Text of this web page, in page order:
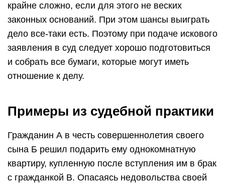
крайне сложно, если для этого не веских
законных оснований. При этом шансы выиграть
дело все-таки есть. Поэтому при подаче искового
заявления в суд следует хорошо подготовиться
и собрать все бумаги, которые могут иметь
отношение к делу.
Примеры из судебной практики
Гражданин А в честь совершеннолетия своего
сына Б решил подарить ему однокомнатную
квартиру, купленную после вступления им в брак
с гражданкой В. Опасаясь недовольства своей